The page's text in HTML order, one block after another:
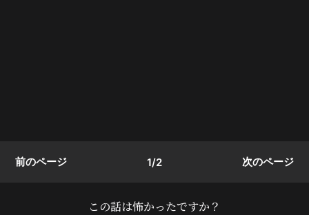
前のページ 次のページ
1/2
この話は怖かったですか？